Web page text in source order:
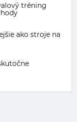
tréning
ako stroje na